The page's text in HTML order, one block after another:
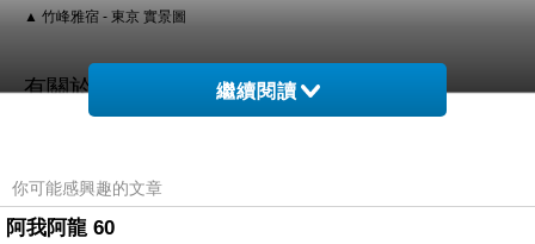
▲ 竹峰雅宿 - 東京 實景圖
有關於訂房，我個人建議是
像這次的話上網找了一下
繼續閱讀
你可能感興趣的文章
阿我阿龍 60